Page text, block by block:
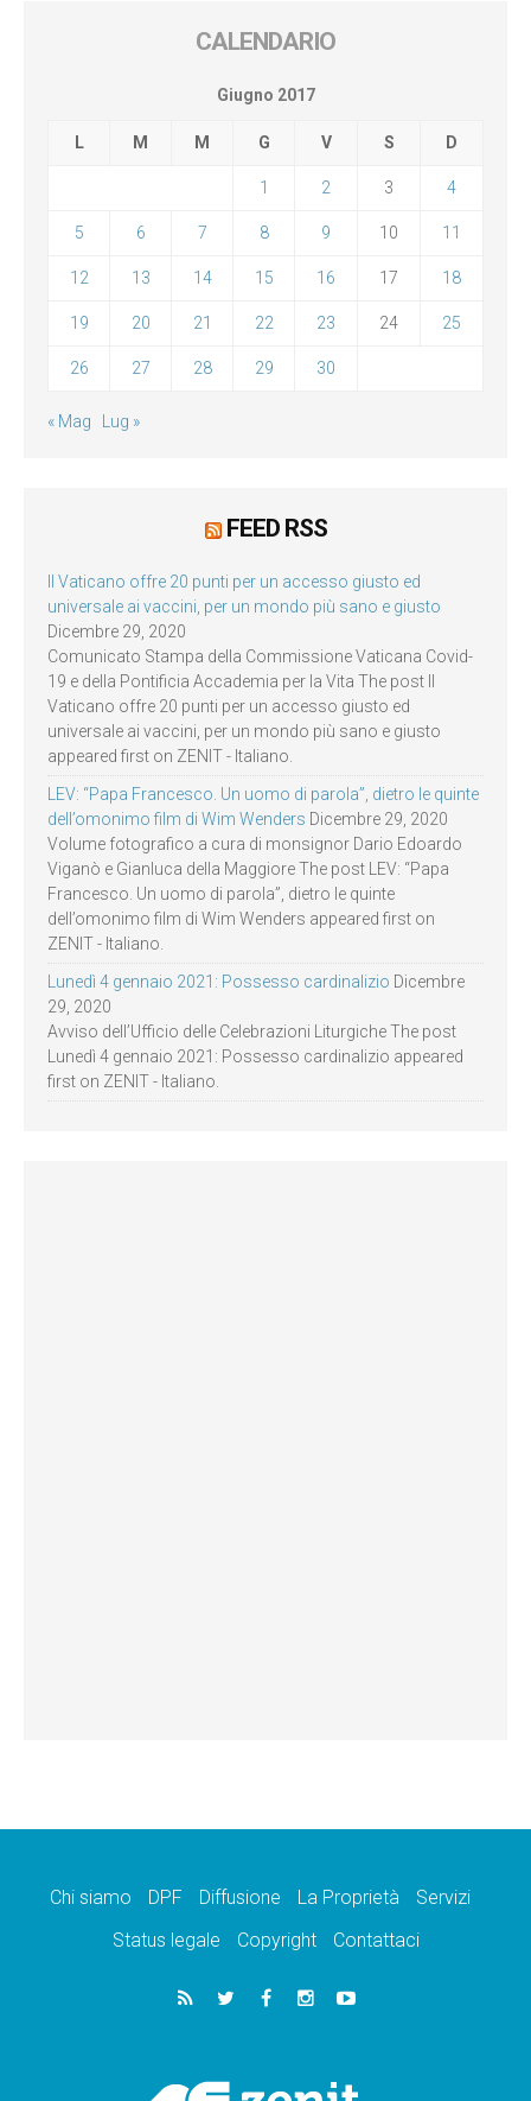
CALENDARIO
Giugno 2017
L M M G V S D
1 2 3 4
5 6 7 8 9 10 11
12 13 14 15 16 17 18
19 20 21 22 23 24 25
26 27 28 29 30
« Mag Lug »
FEED RSS
Il Vaticano offre 20 punti per un accesso giusto ed
universale ai vaccini, per un mondo più sano e giusto
Dicembre 29, 2020
Comunicato Stampa della Commissione Vaticana Covid-
19 e della Pontificia Accademia per la Vita The post Il
Vaticano offre 20 punti per un accesso giusto ed
universale ai vaccini, per un mondo più sano e giusto
appeared first on ZENIT - Italiano.
LEV: “Papa Francesco. Un uomo di parola”, dietro le quinte
dell’omonimo film di Wim Wenders Dicembre 29, 2020
Volume fotografico a cura di monsignor Dario Edoardo
Viganò e Gianluca della Maggiore The post LEV: “Papa
Francesco. Un uomo di parola”, dietro le quinte
dell’omonimo film di Wim Wenders appeared first on
ZENIT - Italiano.
Lunedì 4 gennaio 2021: Possesso cardinalizio Dicembre
29, 2020
Avviso dell’Ufficio delle Celebrazioni Liturgiche The post
Lunedì 4 gennaio 2021: Possesso cardinalizio appeared
first on ZENIT - Italiano.
Chi siamo DPF Diffusione La Proprietà
Servizi
Status legale
Copyright Contattaci